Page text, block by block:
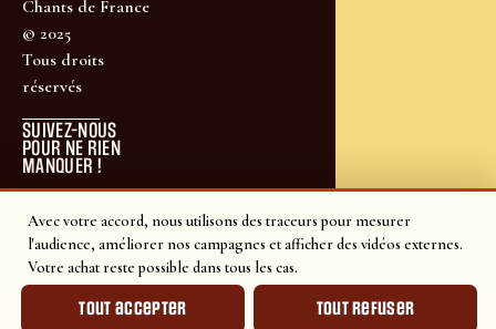
Avec votre accord, nous utilisons des traceurs pour mesurer
l'audience, améliorer nos campagnes et afficher des vidéos externes.
Votre achat reste possible dans tous les cas.
Tout accepter Tout refuser
Chants de France
© 2025
Tous droits
réservés
SUIVEZ-NOUS
POUR NE RIEN
MANQUER !